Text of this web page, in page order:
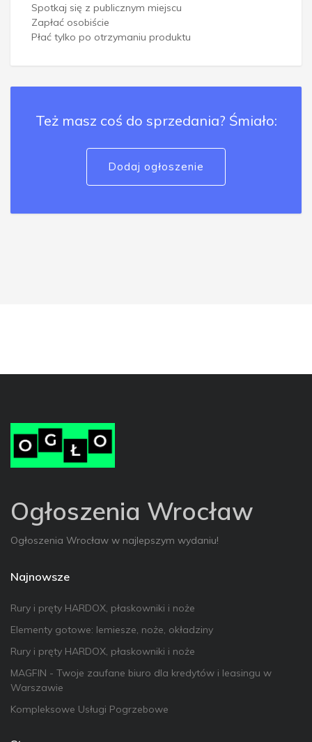
Spotkaj się z publicznym miejscu
Zapłać osobiście
Płać tylko po otrzymaniu produktu
Też masz coś do sprzedania? Śmiało:
Dodaj ogłoszenie
Ogłoszenia Wrocław
Ogłoszenia Wrocław w najlepszym wydaniu!
Najnowsze
Rury i pręty HARDOX, płaskowniki i noże
Elementy gotowe: lemiesze, noże, okładziny
Rury i pręty HARDOX, płaskowniki i noże
MAGFIN - Twoje zaufane biuro dla kredytów i leasingu w
Warszawie
Kompleksowe Usługi Pogrzebowe